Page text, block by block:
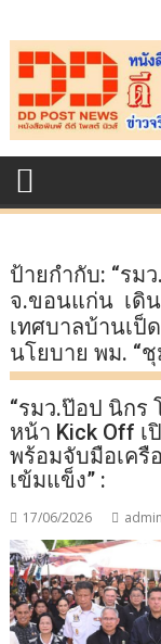
to
content
ป้ายกำกับ: “รม
จ.ขอนแก่น เดิ
เทศบาลบ้านเป็
นโยบาย พม. “
“รมว.ป๊อป นิกร
หน้า Kick Off
พร้อมจับมือเค
เข้มแข็ง” :
17/06/2026